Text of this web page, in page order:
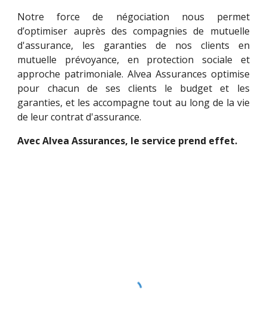
Notre force de négociation nous permet
d’optimiser auprès des compagnies de mutuelle
d'assurance, les garanties de nos clients en
mutuelle prévoyance, en protection sociale et
approche patrimoniale. Alvea Assurances optimise
pour chacun de ses clients le budget et les
garanties, et les accompagne tout au long de la vie
de leur contrat d'assurance.
Avec Alvea Assurances, le service prend effet.